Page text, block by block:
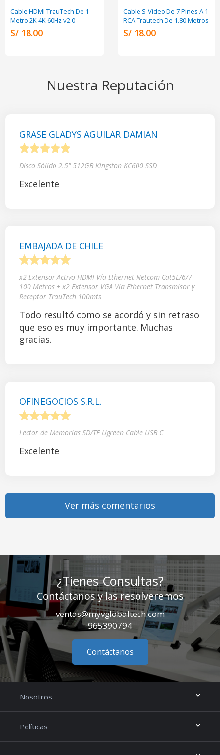
Cable HDMI TrauTech De 1
Metro 2K 4K 60Hz v2.0
S/ 18.00
Cable S-Video De 7 Pines A 1
RCA Trautech De 1.80 Metros
S/ 18.00
Nuestra Reputación
GRASE GLADYS AGUILAR DAMIAN
Disco Sólido 2.5" 512GB Kingston KC600 SSD
Excelente
EMBAJADA DE CHILE
x2 Extensor Activo HDMI Vía Ethernet Netcom Cat5E/6/7
100 Metros + x2 Extensor VGA Vía Ethernet Transmisor y
Receptor TrauTech 100mts
Todo resultó como se acordó y sin retraso
que eso es muy importante. Muchas
gracias.
OFINEGOCIOS S.R.L.
Lector de Memorias SD/TF Ugreen Cable USB C
Excelente
Ver más comentarios
¿Tienes Consultas?
Contáctanos y las resolveremos
ventas@myvglobaltech.com
965390794
Contáctanos
Nosotros
Políticas